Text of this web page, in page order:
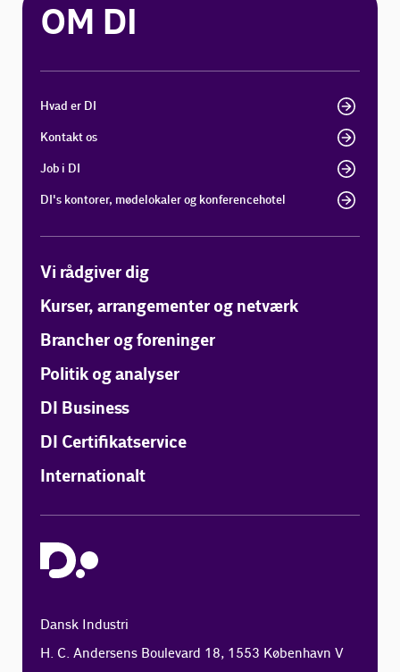
OM DI
Hvad er DI
Kontakt os
Job i DI
DI's kontorer, mødelokaler og konferencehotel
Vi rådgiver dig
Kurser, arrangementer og netværk
Brancher og foreninger
Politik og analyser
DI Business
DI Certifikatservice
Internationalt
Dansk Industri
H. C. Andersens Boulevard 18, 1553 København V